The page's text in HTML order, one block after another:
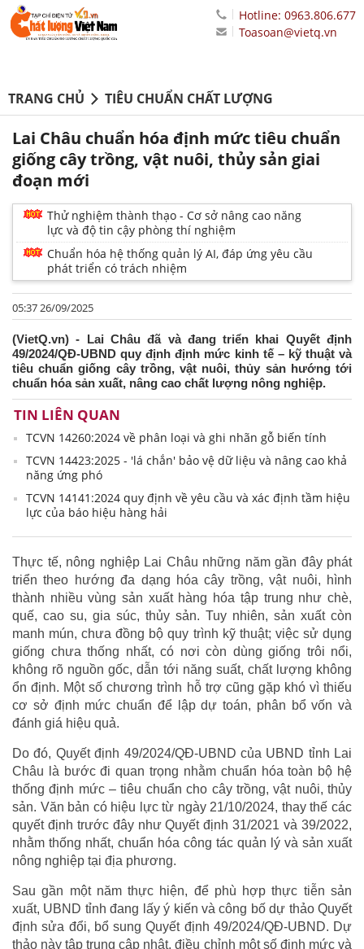
Hotline: 0963.806.677
Toasoan@vietq.vn
TRANG CHỦ TIÊU CHUẨN CHẤT LƯỢNG
Lai Châu chuẩn hóa định mức tiêu chuẩn
giống cây trồng, vật nuôi, thủy sản giai
đoạn mới
Thử nghiệm thành thạo - Cơ sở nâng cao năng
lực và độ tin cậy phòng thí nghiệm
Chuẩn hóa hệ thống quản lý AI, đáp ứng yêu cầu
phát triển có trách nhiệm
05:37 26/09/2025
(VietQ.vn) - Lai Châu đã và đang triển khai Quyết định
49/2024/QĐ-UBND quy định định mức kinh tế – kỹ thuật và
tiêu chuẩn giống cây trồng, vật nuôi, thủy sản hướng tới
chuẩn hóa sản xuất, nâng cao chất lượng nông nghiệp.
TIN LIÊN QUAN
TCVN 14260:2024 về phân loại và ghi nhãn gỗ biến tính
TCVN 14423:2025 - 'lá chắn' bảo vệ dữ liệu và nâng cao khả
năng ứng phó
TCVN 14141:2024 quy định về yêu cầu và xác định tầm hiệu
lực của báo hiệu hàng hải
Thực tế, nông nghiệp Lai Châu những năm gần đây phát
triển theo hướng đa dạng hóa cây trồng, vật nuôi, hình
thành nhiều vùng sản xuất hàng hóa tập trung như chè,
quế, cao su, gia súc, thủy sản. Tuy nhiên, sản xuất còn
manh mún, chưa đồng bộ quy trình kỹ thuật; việc sử dụng
giống chưa thống nhất, có nơi còn dùng giống trôi nổi,
không rõ nguồn gốc, dẫn tới năng suất, chất lượng không
ổn định. Một số chương trình hỗ trợ cũng gặp khó vì thiếu
cơ sở định mức chuẩn để lập dự toán, phân bổ vốn và
đánh giá hiệu quả.
Do đó, Quyết định 49/2024/QĐ-UBND của UBND tỉnh Lai
Châu là bước đi quan trọng nhằm chuẩn hóa toàn bộ hệ
thống định mức – tiêu chuẩn cho cây trồng, vật nuôi, thủy
sản. Văn bản có hiệu lực từ ngày 21/10/2024, thay thế các
quyết định trước đây như Quyết định 31/2021 và 39/2022,
nhằm thống nhất, chuẩn hóa công tác quản lý và sản xuất
nông nghiệp tại địa phương.
Sau gần một năm thực hiện, để phù hợp thực tiễn sản
xuất, UBND tỉnh đang lấy ý kiến và công bố dự thảo Quyết
định sửa đổi, bổ sung Quyết định 49/2024/QĐ-UBND. Dự
thảo này tập trung cập nhật, điều chỉnh một số định mức và